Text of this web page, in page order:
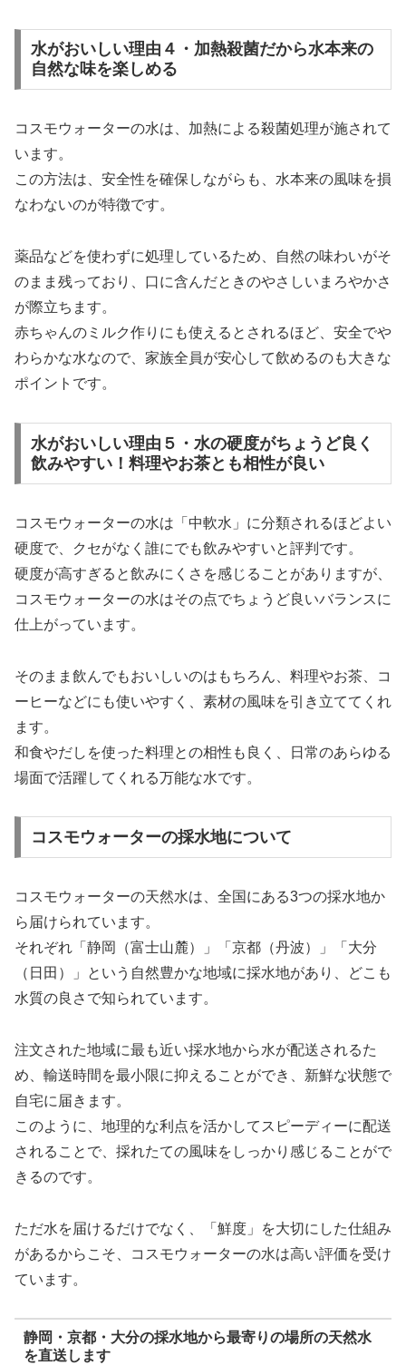
水がおいしい理由４・加熱殺菌だから水本来の
自然な味を楽しめる
コスモウォーターの水は、加熱による殺菌処理が施されて
います。
この方法は、安全性を確保しながらも、水本来の風味を損
なわないのが特徴です。
薬品などを使わずに処理しているため、自然の味わいがそ
のまま残っており、口に含んだときのやさしいまろやかさ
が際立ちます。
赤ちゃんのミルク作りにも使えるとされるほど、安全でや
わらかな水なので、家族全員が安心して飲めるのも大きな
ポイントです。
水がおいしい理由５・水の硬度がちょうど良く
飲みやすい！料理やお茶とも相性が良い
コスモウォーターの水は「中軟水」に分類されるほどよい
硬度で、クセがなく誰にでも飲みやすいと評判です。
硬度が高すぎると飲みにくさを感じることがありますが、
コスモウォーターの水はその点でちょうど良いバランスに
仕上がっています。
そのまま飲んでもおいしいのはもちろん、料理やお茶、コ
ーヒーなどにも使いやすく、素材の風味を引き立ててくれ
ます。
和食やだしを使った料理との相性も良く、日常のあらゆる
場面で活躍してくれる万能な水です。
コスモウォーターの採水地について
コスモウォーターの天然水は、全国にある3つの採水地か
ら届けられています。
それぞれ「静岡（富士山麓）」「京都（丹波）」「大分
（日田）」という自然豊かな地域に採水地があり、どこも
水質の良さで知られています。
注文された地域に最も近い採水地から水が配送されるた
め、輸送時間を最小限に抑えることができ、新鮮な状態で
自宅に届きます。
このように、地理的な利点を活かしてスピーディーに配送
されることで、採れたての風味をしっかり感じることがで
きるのです。
ただ水を届けるだけでなく、「鮮度」を大切にした仕組み
があるからこそ、コスモウォーターの水は高い評価を受け
ています。
静岡・京都・大分の採水地から最寄りの場所の天然水
を直送します